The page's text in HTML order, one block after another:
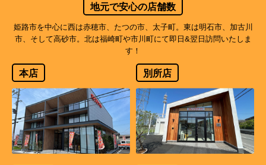
地元で安心の店舗数
姫路市を中心に西は赤穂市、たつの市、太子町。東は明石市、加古川
市、そして高砂市。北は福崎町や市川町にて即日&翌日訪問いたしま
す！
本店 別所店